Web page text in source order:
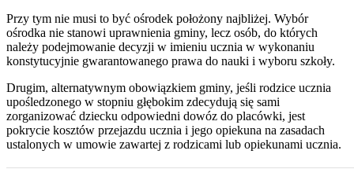
Przy tym nie musi to być ośrodek położony najbliżej. Wybór
ośrodka nie stanowi uprawnienia gminy, lecz osób, do których
należy podejmowanie decyzji w imieniu ucznia w wykonaniu
konstytucyjnie gwarantowanego prawa do nauki i wyboru szkoły.
Drugim, alternatywnym obowiązkiem gminy, jeśli rodzice ucznia
upośledzonego w stopniu głębokim zdecydują się sami
zorganizować dziecku odpowiedni dowóz do placówki, jest
pokrycie kosztów przejazdu ucznia i jego opiekuna na zasadach
ustalonych w umowie zawartej z rodzicami lub opiekunami ucznia.